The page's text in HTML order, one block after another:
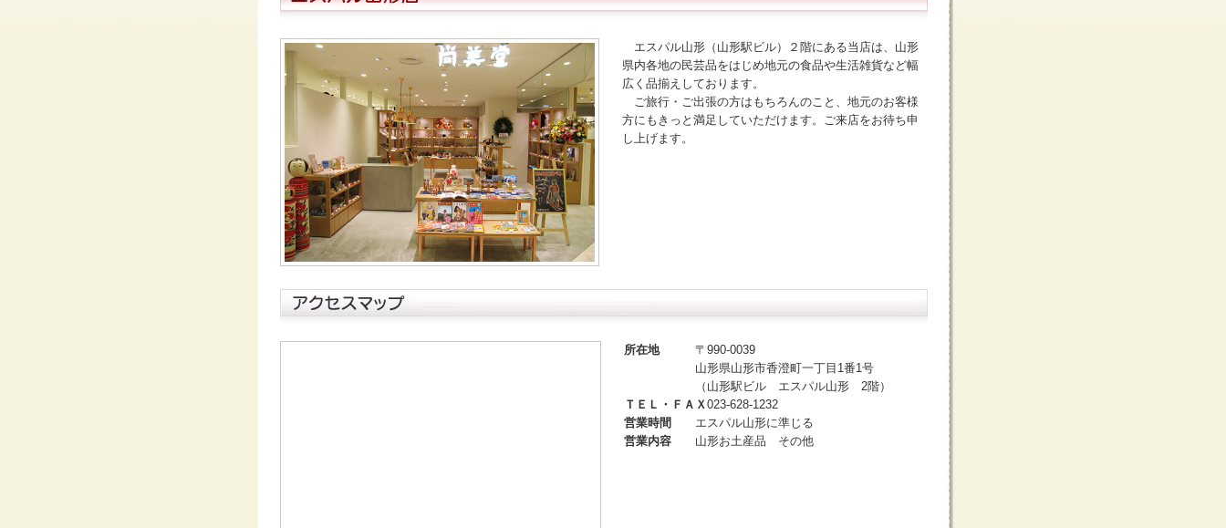
エスパル山形（山形駅ビル）２階にある当店は、山形
県内各地の民芸品をはじめ地元の食品や生活雑貨など幅
広く品揃えしております。
ご旅行・ご出張の方はもちろんのこと、地元のお客様
方にもきっと満足していただけます。ご来店をお待ち申
し上げます。
所在地
〒990-0039
山形県山形市香澄町一丁目1番1号
（山形駅ビル エスパル山形 2階）
ＴＥＬ・ＦＡＸ023-628-1232
営業時間
エスパル山形に準じる
営業内容
山形お土産品 その他